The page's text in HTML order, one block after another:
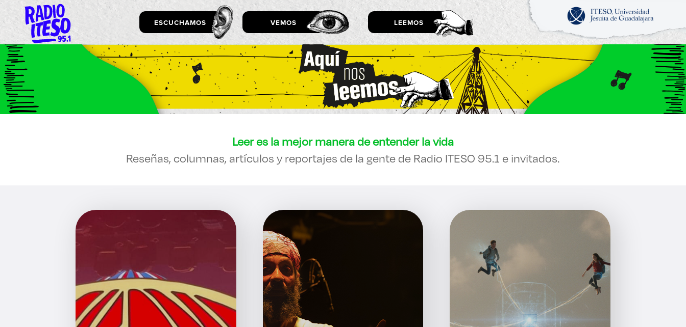
Explora sitios web, programas académicos, actividades y noticias
Diplomad|
Aspirantes
Becas
CRUCE
ESCUCHAMOS VEMOS LEEMOS
ESCUCHAMOS
VEMOS
Leer es la mejor manera de entender la vida
Reseñas, columnas, artículos y reportajes de la gente de Radio ITESO 95.1 e invitados.